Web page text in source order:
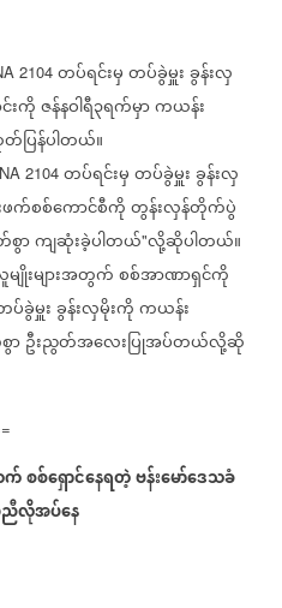
2104 တပ်ရင်းမှတပ်ခွဲမှူးခွန်းလှ
းကိုဇန်နဝါရီ၃ရက်မှာကယန်း
ပြန်ပါတယ်။
2104 တပ်ရင်းမှတပ်ခွဲမှူးခွန်းလှ
က်စစ်ကောင်စီကိုတွန်းလှန်တိုက်ပွဲ
စွာကျဆုံးခဲ့ပါတယ်"လို့ဆိုပါတယ်။
ျိုးများအတွက်စစ်အာဏာရှင်ကို
ပ်ခွဲမှူးခွန်းလှမိုးကိုကယန်း
ာဦးညွတ်အလေးပြုအပ်တယ်လို့ဆို
က်စစ်ရှောင်နေရတဲ့ဗန်းမော်ဒေသခံ
လိုအပ်နေ